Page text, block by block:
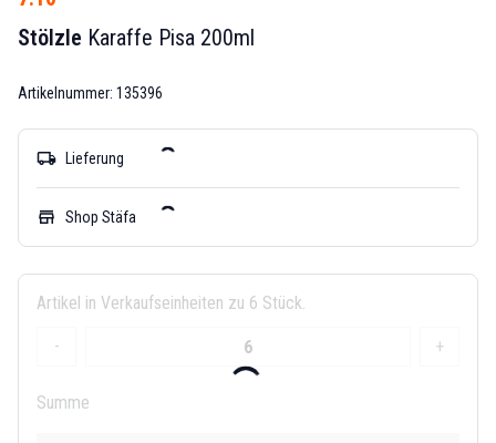
Stölzle Karaffe Pisa 200ml
Artikelnummer: 135396
local_shipping Lieferung
store Shop Stäfa
Artikel in Verkaufseinheiten zu 6 Stück.
- +
Summe